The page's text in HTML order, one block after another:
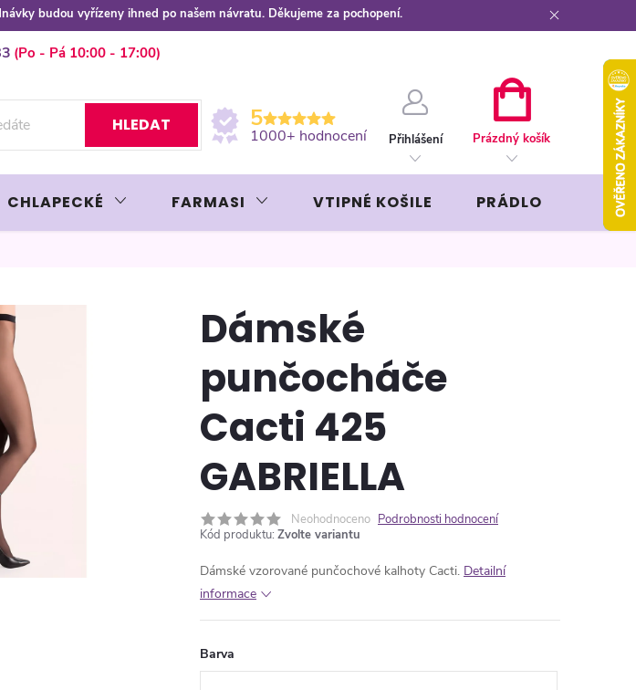
budou vyřízeny ihned po našem návratu. Děkujeme za pochopení.
ochrany osobních údajů
HLEDAT 5
1000+ hodnocení Přihlášení
KOŠÍK
Prázdný košík
CHLAPECKÉ FARMASI VTIPNÉ KOŠILE PRÁDLO
Dámské
punčocháče
Cacti 425
GABRIELLA
Neohodnoceno Podrobnosti hodnocení
Kód produktu: Zvolte variantu
Dámské vzorované punčochové kalhoty Cacti. Detailní
informace
Barva